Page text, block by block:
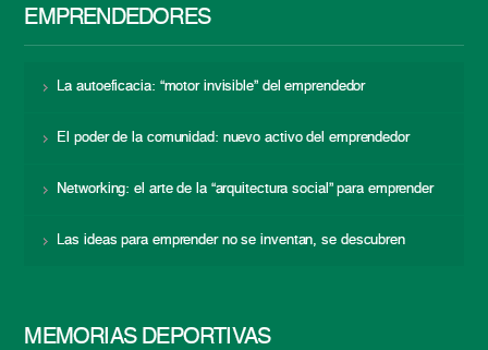
EMPRENDEDORES
La autoeficacia: “motor invisible” del emprendedor
El poder de la comunidad: nuevo activo del emprendedor
Networking: el arte de la “arquitectura social” para emprender
Las ideas para emprender no se inventan, se descubren
MEMORIAS DEPORTIVAS